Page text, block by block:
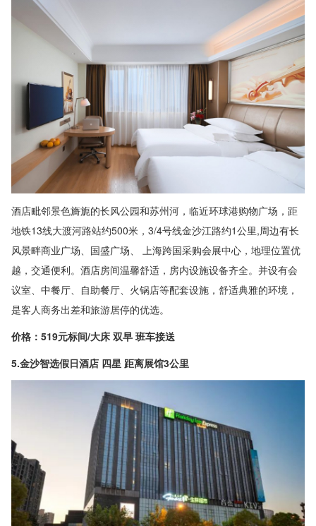
酒店毗邻景色旖旎的长风公园和苏州河，临近环球港购物广场，距
地铁13线大渡河路站约500米，3/4号线金沙江路约1公里,周边有长
风景畔商业广场、国盛广场、 上海跨国采购会展中心，地理位置优
越，交通便利。酒店房间温馨舒适，房内设施设备齐全。并设有会
议室、中餐厅、自助餐厅、火锅店等配套设施，舒适典雅的环境，
是客人商务出差和旅游居停的优选。
价格：519元标间/大床 双早 班车接送
5.金沙智选假日酒店 四星 距离展馆3公里